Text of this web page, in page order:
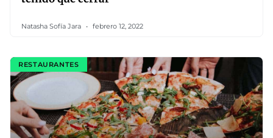
Natasha Sofía Jara febrero 12, 2022
RESTAURANTES